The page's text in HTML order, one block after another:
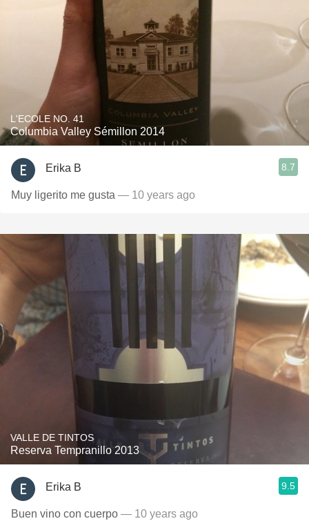
L'ECOLE NO. 41
Columbia Valley Sémillon 2014
Erika B 8.7
Muy ligerito me gusta — 10 years ago
VALLE DE TINTOS
Reserva Tempranillo 2013
Erika B 9.5
Buen vino con cuerpo — 10 years ago